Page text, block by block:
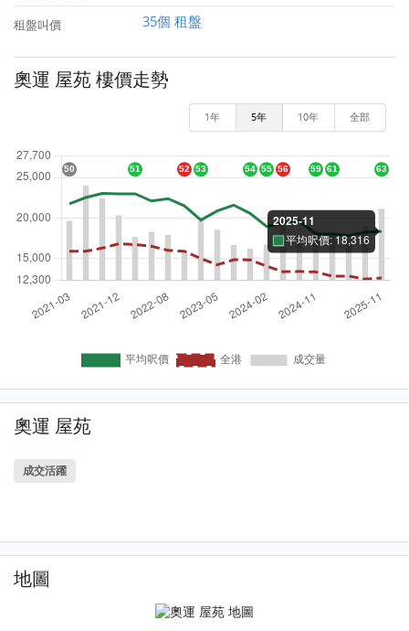
租盤叫價 35個 租盤
奧運 屋苑 樓價走勢
1年 5年 10年 全部
奧運 屋苑
成交活躍
地圖